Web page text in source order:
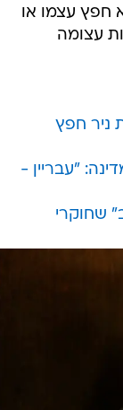
חפץ עצמו או
עצומה
ניר חפץ
"עבריין -
שחוקרי